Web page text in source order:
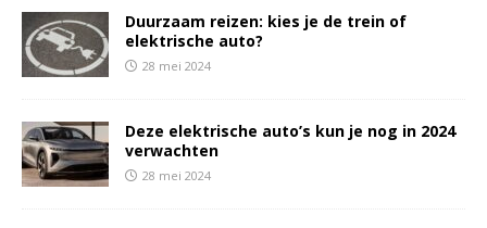
Duurzaam reizen: kies je de trein of
elektrische auto?
28 mei 2024
Deze elektrische auto’s kun je nog in 2024
verwachten
28 mei 2024